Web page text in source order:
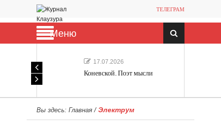
ТЕЛЕГРАМ
Меню
17.07.2026
Коневской. Поэт мысли
Вы здесь: Главная / Электрум